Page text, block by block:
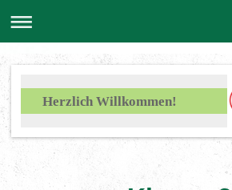
Herzlich Willkommen!